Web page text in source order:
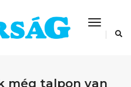
Toggle
még talpon van